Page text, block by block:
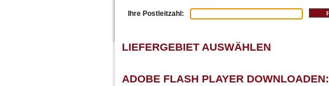
Ihre Postleitzahl:
LIEFERGEBIET AUSWÄHLEN
ADOBE FLASH PLAYER DOWNLOADEN: